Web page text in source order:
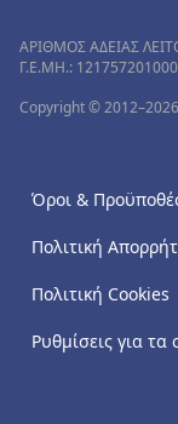
ΑΡΙΘΜΟΣ ΑΔΕΙΑΣ
Γ.Ε.ΜΗ.: 121757201000
Copyright ©
Όροι &
Πολιτική
Πολιτική Cookies
Ρυθμίσεις για τα